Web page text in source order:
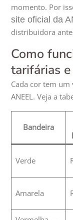
momento. Por
site oficial da
distribuidora
Como
tarifárias
Cada cor tem
ANEEL. Veja a
Bandeira
Verde
Amarela